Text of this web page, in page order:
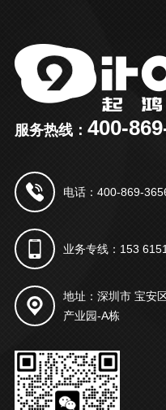
服务热线： 400-
电话：400-869-
业务专线：153
地址：深圳市 宝安
产业园-A栋